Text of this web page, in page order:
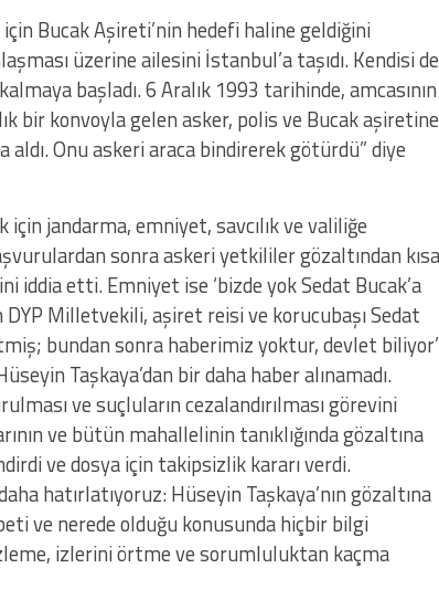
Bucak Aşireti’nin hedefi haline geldiğini
üzerine ailesini İstanbul’a taşıdı. Kendisi de
başladı. 6 Aralık 1993 tarihinde, amcasının
bir konvoyla gelen asker, polis ve Bucak aşiretine
aldı. Onu askeri araca bindirerek götürdü” diye
jandarma, emniyet, savcılık ve valiliğe
sonra askeri yetkililer gözaltından kısa
iddia etti. Emniyet ise ‘bizde yok Sedat Bucak’a
Milletvekili, aşiret reisi ve korucubaşı Sedat
bundan sonra haberimiz yoktur, devlet biliyor’
Taşkaya’dan bir daha haber alınamadı.
ve suçluların cezalandırılması görevini
ve bütün mahallelinin tanıklığında gözaltına
ve dosya için takipsizlik kararı verdi.
hatırlatıyoruz: Hüseyin Taşkaya’nın gözaltına
ve nerede olduğu konusunda hiçbir bilgi
izlerini örtme ve sorumluluktan kaçma